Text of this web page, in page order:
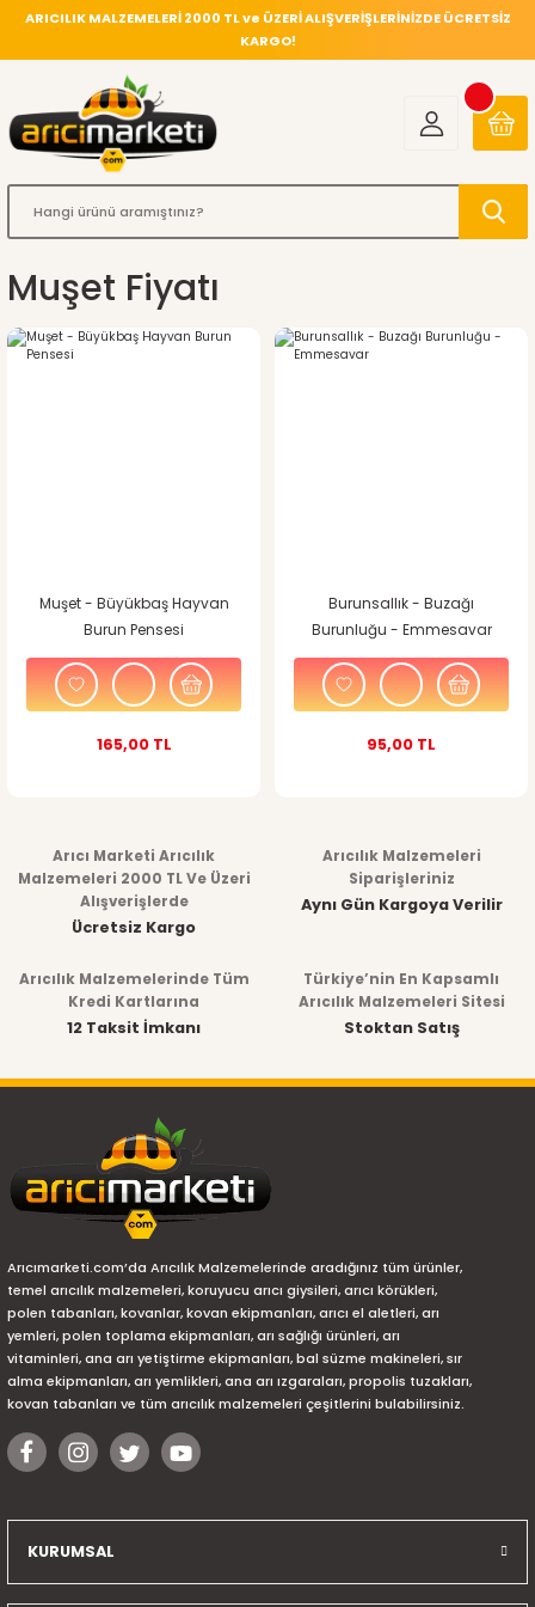
ARICILIK MALZEMELERİ 2000 TL ve ÜZERİ ALIŞVERİŞLERİNİZDE ÜCRETSİZ
KARGO!
Muşet Fiyatı
Muşet - Büyükbaş Hayvan
Burun Pensesi
165,00 TL
Burunsallık - Buzağı
Burunluğu - Emmesavar
95,00 TL
Arıcı Marketi Arıcılık
Malzemeleri 2000 TL Ve Üzeri
Alışverişlerde
Ücretsiz Kargo
Arıcılık Malzemeleri
Siparişleriniz
Aynı Gün Kargoya Verilir
Arıcılık Malzemelerinde Tüm
Kredi Kartlarına
12 Taksit İmkanı
Türkiye’nin En Kapsamlı
Arıcılık Malzemeleri Sitesi
Stoktan Satış
Arıcımarketi.com’da Arıcılık Malzemelerinde aradığınız tüm ürünler,
temel arıcılık malzemeleri, koruyucu arıcı giysileri, arıcı körükleri,
polen tabanları, kovanlar, kovan ekipmanları, arıcı el aletleri, arı
yemleri, polen toplama ekipmanları, arı sağlığı ürünleri, arı
vitaminleri, ana arı yetiştirme ekipmanları, bal süzme makineleri, sır
alma ekipmanları, arı yemlikleri, ana arı ızgaraları, propolis tuzakları,
kovan tabanları ve tüm arıcılık malzemeleri çeşitlerini bulabilirsiniz.
KURUMSAL